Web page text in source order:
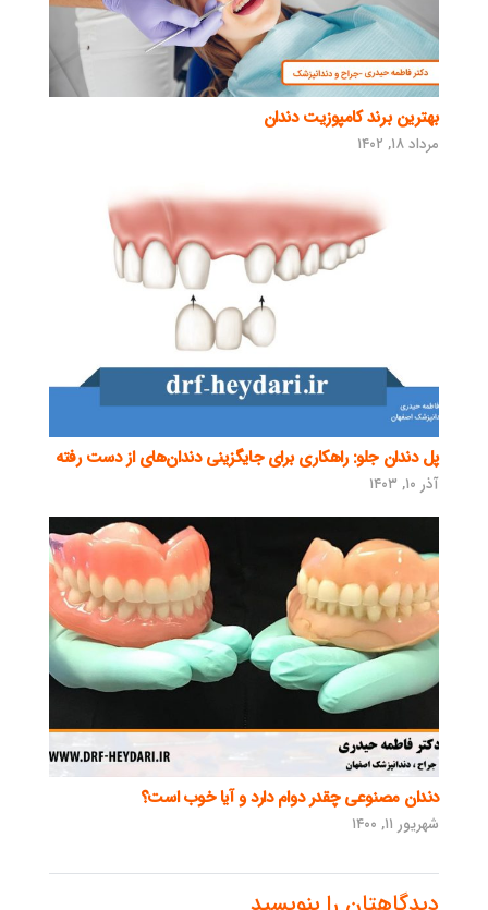
بهترین برند کامپوزیت دندان
مرداد ۱۸, ۱۴۰۲
پل دندان جلو: راهکاری برای جایگزینی دندان‌های از دست رفته
آذر ۱۰, ۱۴۰۳
دندان مصنوعی چقدر دوام دارد و آیا خوب است؟
شهریور ۱۱, ۱۴۰۰